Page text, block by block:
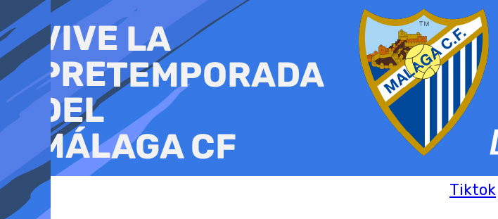
al
contenido
Tiktok